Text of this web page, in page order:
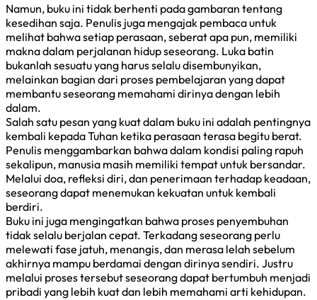
Namun, buku ini tidak berhenti pada gambaran tentang
kesedihan saja. Penulis juga mengajak pembaca untuk
melihat bahwa setiap perasaan, seberat apa pun, memiliki
makna dalam perjalanan hidup seseorang. Luka batin
bukanlah sesuatu yang harus selalu disembunyikan,
melainkan bagian dari proses pembelajaran yang dapat
membantu seseorang memahami dirinya dengan lebih
dalam.
Salah satu pesan yang kuat dalam buku ini adalah pentingnya
kembali kepada Tuhan ketika perasaan terasa begitu berat.
Penulis menggambarkan bahwa dalam kondisi paling rapuh
sekalipun, manusia masih memiliki tempat untuk bersandar.
Melalui doa, refleksi diri, dan penerimaan terhadap keadaan,
seseorang dapat menemukan kekuatan untuk kembali
berdiri.
Buku ini juga mengingatkan bahwa proses penyembuhan
tidak selalu berjalan cepat. Terkadang seseorang perlu
melewati fase jatuh, menangis, dan merasa lelah sebelum
akhirnya mampu berdamai dengan dirinya sendiri. Justru
melalui proses tersebut seseorang dapat bertumbuh menjadi
pribadi yang lebih kuat dan lebih memahami arti kehidupan.